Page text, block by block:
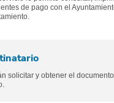
de pago con el
solicitar y obtener el